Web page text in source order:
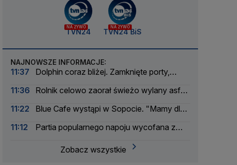
NA ŻYWO
TVN24
NA ŻYWO
TVN24 BiS
NAJNOWSZE INFORMACJE:
11:37
Dolphin coraz bliżej. Zamknięte porty,
11:36
Rolnik celowo zaorał świeżo wylany asfalt
11:22
Blue Cafe wystąpi w Sopocie. "Mamy dla
11:12
Partia popularnego napoju wycofana z
Zobacz wszystkie